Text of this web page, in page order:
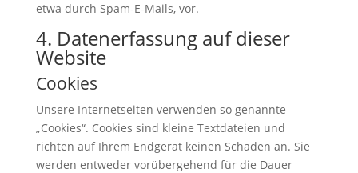
etwa durch Spam-E-Mails, vor.
4. Datenerfassung auf dieser
Website
Cookies
Unsere Internetseiten verwenden so genannte
„Cookies“. Cookies sind kleine Textdateien und
richten auf Ihrem Endgerät keinen Schaden an. Sie
werden entweder vorübergehend für die Dauer